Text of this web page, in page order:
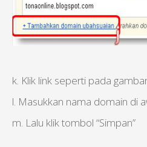
k. Klik link seperti pada
l. Masukkan nama domain di
m. Lalu klik tombol “Simpan”